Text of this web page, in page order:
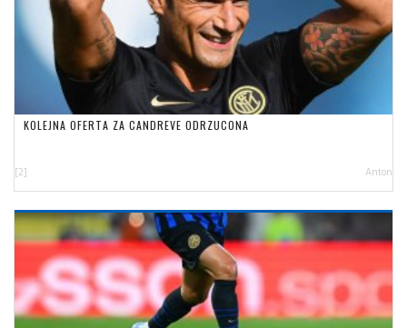
KOLEJNA OFERTA ZA CANDREVE ODRZUCONA
[2] Anton